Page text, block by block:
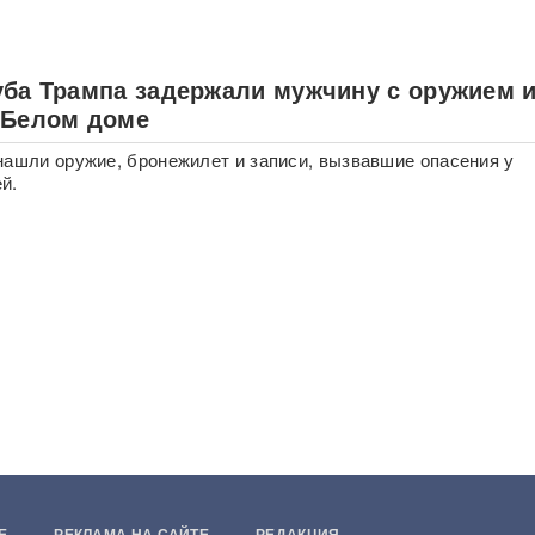
Трампа задержали мужчину с оружием
доме
оружие, бронежилет и записи, вызвавшие опасения у